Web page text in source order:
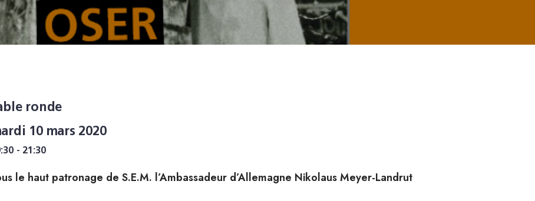
ronde
10 mars 2020
- 21:30
le haut patronage de S.E.M. l’Ambassadeur d’Allemagne Nikolaus Meyer-Landrut